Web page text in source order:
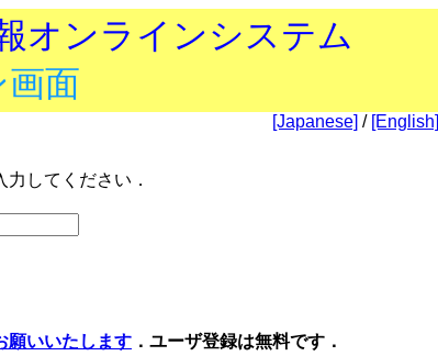
オンラインシステム
面
[Japanese] / [English]
してください．
願いいたします ．ユーザ登録は無料です．